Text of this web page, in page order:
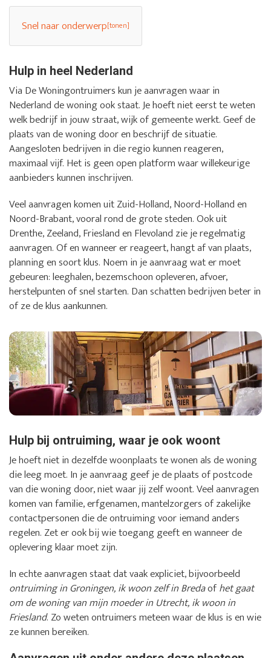
Snel naar onderwerp
Hulp in heel Nederland
Via De Woningontruimers kun je aanvragen waar in
Nederland de woning ook staat. Je hoeft niet eerst te weten
welk bedrijf in jouw straat, wijk of gemeente werkt. Geef de
plaats van de woning door en beschrijf de situatie.
Aangesloten bedrijven in die regio kunnen reageren,
maximaal vijf. Het is geen open platform waar willekeurige
aanbieders kunnen inschrijven.
Veel aanvragen komen uit Zuid-Holland, Noord-Holland en
Noord-Brabant, vooral rond de grote steden. Ook uit
Drenthe, Zeeland, Friesland en Flevoland zie je regelmatig
aanvragen. Of en wanneer er reageert, hangt af van plaats,
planning en soort klus. Noem in je aanvraag wat er moet
gebeuren: leeghalen, bezemschoon opleveren, afvoer,
herstelpunten of snel starten. Dan schatten bedrijven beter in
of ze de klus aankunnen.
Hulp bij ontruiming, waar je ook woont
Je hoeft niet in dezelfde woonplaats te wonen als de woning
die leeg moet. In je aanvraag geef je de plaats of postcode
van die woning door, niet waar jij zelf woont. Veel aanvragen
komen van familie, erfgenamen, mantelzorgers of zakelijke
contactpersonen die de ontruiming voor iemand anders
regelen. Zet er ook bij wie toegang geeft en wanneer de
oplevering klaar moet zijn.
In echte aanvragen staat dat vaak expliciet, bijvoorbeeld
ontruiming in Groningen, ik woon zelf in Bredaofhet gaat
om de woning van mijn moeder in Utrecht, ik woon in
Friesland. Zo weten ontruimers meteen waar de klus is en wie
ze kunnen bereiken.